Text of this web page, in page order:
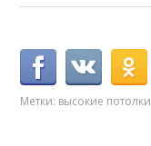
Метки: высокие потолки